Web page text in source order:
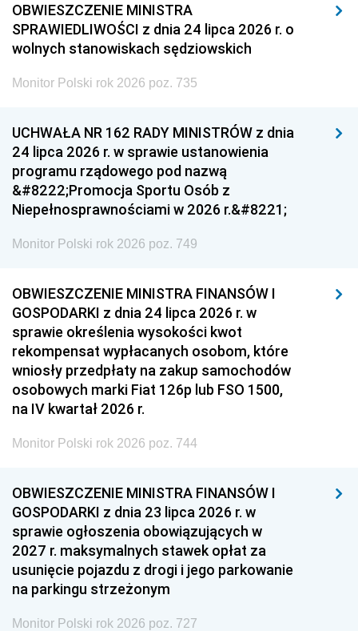
OBWIESZCZENIE MINISTRA
SPRAWIEDLIWOŚCI z dnia 24 lipca 2026 r. o
wolnych stanowiskach sędziowskich
Monitor Polski rok 2026 poz. 735
UCHWAŁA NR 162 RADY MINISTRÓW z dnia
24 lipca 2026 r. w sprawie ustanowienia
programu rządowego pod nazwą
&#8222;Promocja Sportu Osób z
Niepełnosprawnościami w 2026 r.&#8221;
Monitor Polski rok 2026 poz. 749
OBWIESZCZENIE MINISTRA FINANSÓW I
GOSPODARKI z dnia 24 lipca 2026 r. w
sprawie określenia wysokości kwot
rekompensat wypłacanych osobom, które
wniosły przedpłaty na zakup samochodów
osobowych marki Fiat 126p lub FSO 1500,
na IV kwartał 2026 r.
Monitor Polski rok 2026 poz. 744
OBWIESZCZENIE MINISTRA FINANSÓW I
GOSPODARKI z dnia 23 lipca 2026 r. w
sprawie ogłoszenia obowiązujących w
2027 r. maksymalnych stawek opłat za
usunięcie pojazdu z drogi i jego parkowanie
na parkingu strzeżonym
Monitor Polski rok 2026 poz. 727